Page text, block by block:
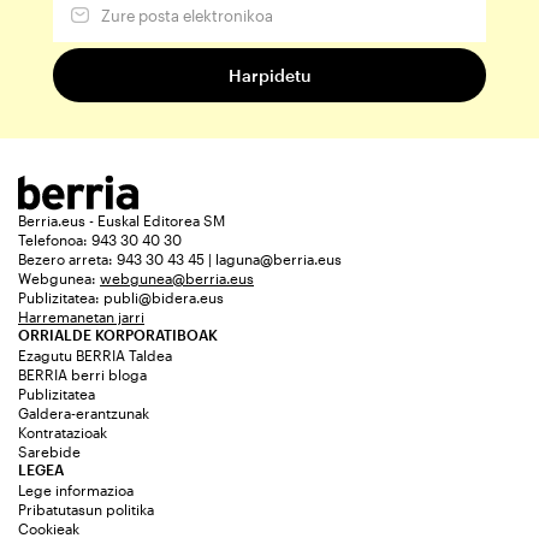
Berria.eus - Euskal Editorea SM
Telefonoa: 943 30 40 30
Bezero arreta: 943 30 43 45 | laguna@berria.eus
Webgunea: webgunea@berria.eus
Publizitatea: publi@bidera.eus
Harremanetan jarri
ORRIALDE KORPORATIBOAK
Ezagutu BERRIA Taldea
BERRIA berri bloga
Publizitatea
Galdera-erantzunak
Kontratazioak
Sarebide
LEGEA
Lege informazioa
Pribatutasun politika
Cookieak